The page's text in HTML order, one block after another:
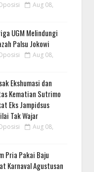
Aug 08,
UGM Melindungi
Palsu Jokowi
Aug 08,
Ekshumasi dan
Kematian Sutrimo
Eks Jampidsus
Tak Wajar
Aug 08,
Pria Pakai Baju
Karnaval Agustusan